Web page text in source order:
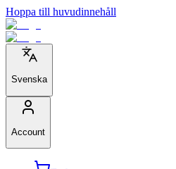
Hoppa till huvudinnehåll
Svenska
Account